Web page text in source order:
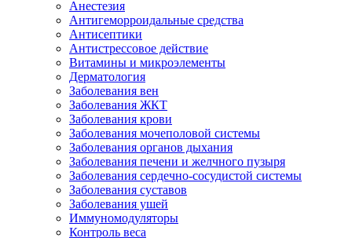
Анестезия
Антигеморроидальные средства
Антисептики
Антистрессовое действие
Витамины и микроэлементы
Дерматология
Заболевания вен
Заболевания ЖКТ
Заболевания крови
Заболевания мочеполовой системы
Заболевания органов дыхания
Заболевания печени и желчного пузыря
Заболевания сердечно-сосудистой системы
Заболевания суставов
Заболевания ушей
Иммуномодуляторы
Контроль веса